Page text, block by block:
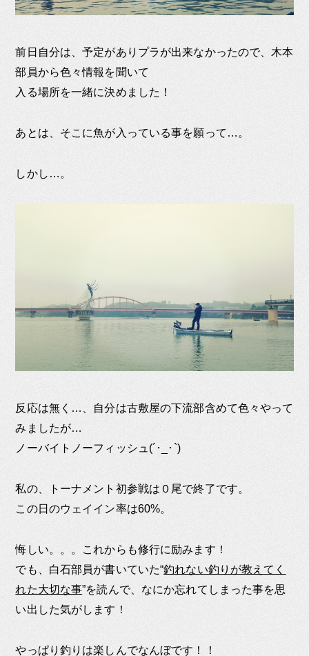
前日自分は、予定がありプラが出来なかったので、木本
部員から色々情報を聞いて
入る場所を一緒に決めました！
あとは、そこに魚が入っている事を願って…。
しかし…。
反応は無く…、自分は古敷屋の下流部含めて色々やって
みましたが…
ノーバイトノーフィッシュ(´･_･`)
私の、トーナメント初参戦は０尾で終了です。
この日のウェイイン率は60%。
悔しい。。。これからも修行に励みます！
でも、白石部員が書いていた“釣れない釣りが教えてく
れた大切な事”を読んで、なにか忘れてしまった事を思
い出した気がします！
やっぱり釣りは楽しんでなんぼです！！